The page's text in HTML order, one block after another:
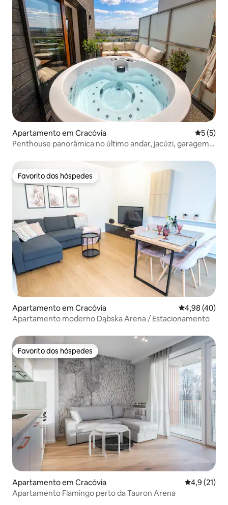
Apartamento em Cracóvia
5 (5)
Penthouse panorâmica no último andar, jacúzi, garagem,
Favorito dos hóspedes
Favorito dos hóspedes
Apartamento em Cracóvia Classificação
4,98 (40)
Apartamento moderno Dąbska Arena / Estacionamento
Favorito dos hóspedes
Favorito dos hóspedes
Apartamento em Cracóvia
4,9 (21)
Apartamento Flamingo perto da Tauron Arena